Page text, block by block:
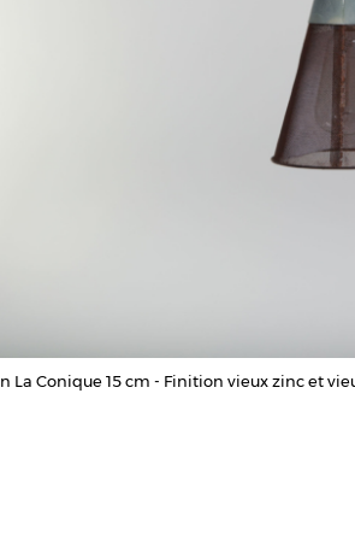
La Conique 15 cm - Finition vieux zinc et